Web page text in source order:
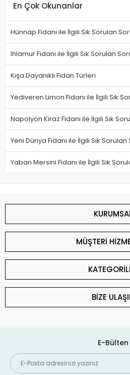
En Çok Okunanlar
Hünnap Fidanı ile İlgili Sık Sorulan
Ihlamur Fidanı ile İlgili Sık Sorulan
Kışa Dayanıklı Fidan Türleri
Yediveren Limon Fidanı ile İlgili Sık
Napolyon Kiraz Fidanı ile İlgili Sık
Yeni Dünya Fidanı ile İlgili Sık
Yaban Mersini Fidanı ile İlgili Sık
MÜŞTERİ
BİZE
E-Bülten